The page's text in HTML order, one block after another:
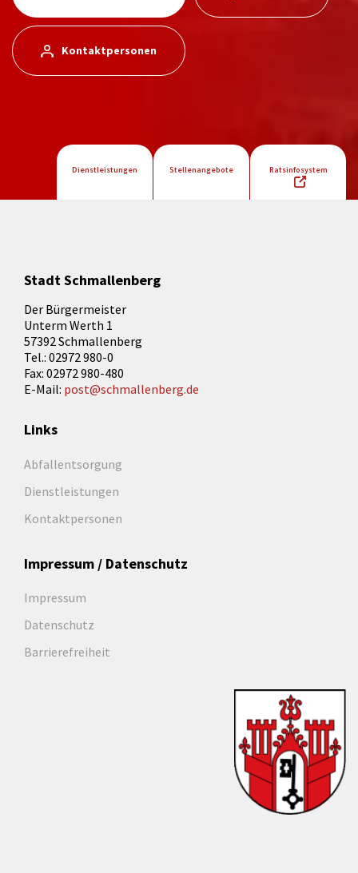
Kontaktpersonen
Dienstleistungen Stellenangebote Ratsinfosystem
Stadt Schmallenberg
Der Bürgermeister
Unterm Werth 1
57392 Schmallenberg
Tel.: 02972 980-0
Fax: 02972 980-480
E-Mail: post@schmallenberg.de
Links
Abfallentsorgung
Dienstleistungen
Kontaktpersonen
Impressum / Datenschutz
Impressum
Datenschutz
Barrierefreiheit